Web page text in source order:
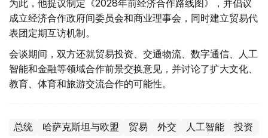
为此，他提议制定《2028年前经济合作路线图》，并倡议
成立经济合作政府间委员会和商业理事会，同时建立贸易代
表团定期互访机制。
会谈期间，双方还就贸易投资、交通物流、数字通信、人工
智能和金融等领域合作前景交换意见，并讨论了扩大文化、
教育、体育和旅游交流合作的可能性。
总统 哈萨克斯坦与欧盟 贸易 外交 人工智能 投资